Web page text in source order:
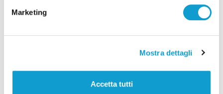
Marketing
Mostra dettagli
Accetta tutti